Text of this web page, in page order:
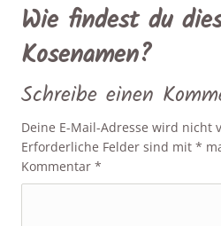
Wie findest du
Kosenamen?
Schreibe einen
Deine E-Mail-Adresse wird nicht
Erforderliche Felder sind mit*
Kommentar*